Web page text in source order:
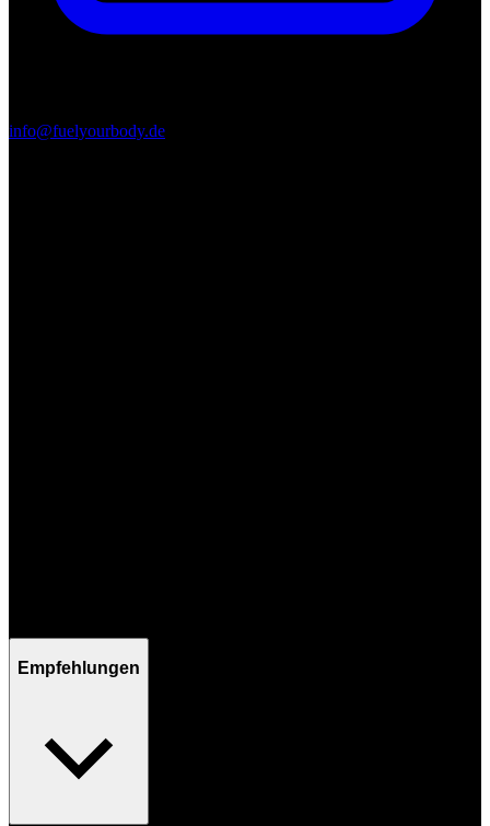
info@fuelyourbody.de
Empfehlungen